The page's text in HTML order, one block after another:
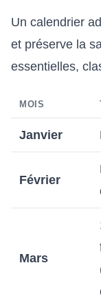
Un calendrier
et préserve la
essentielles,
MOIS
Janvier
Février
Mars